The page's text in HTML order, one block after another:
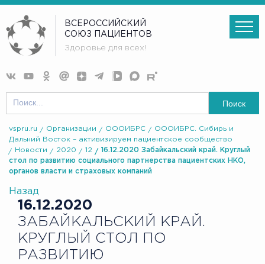
ВСЕРОССИЙСКИЙ
СОЮЗ ПАЦИЕНТОВ
Здоровье для всех!
Поиск
vspru.ru Организации ОООИБРС
ОООИБРС. Сибирь и
Дальний Восток – активизируем пациентское сообщество
Новости
2020 12
16.12.2020 Забайкальский край. Круглый
стол по развитию социального партнерства пациентских НКО,
органов власти и страховых компаний
Назад
16.12.2020
ЗАБАЙКАЛЬСКИЙ КРАЙ.
КРУГЛЫЙ СТОЛ ПО
РАЗВИТИЮ